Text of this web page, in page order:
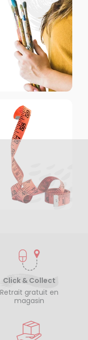
Click & Collect
Retrait gratuit en
magasin